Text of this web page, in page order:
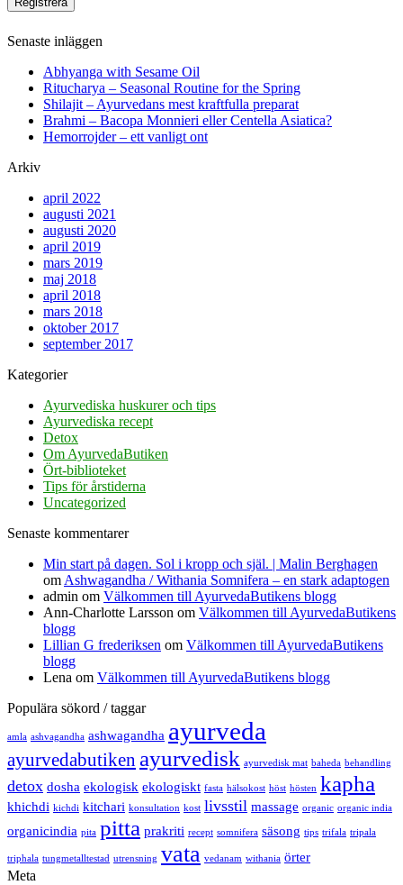
Senaste inläggen
Abhyanga with Sesame Oil
Ritucharya – Seasonal Routine for the Spring
Shilajit – Ayurvedans mest kraftfulla preparat
Brahmi – Bacopa Monnieri eller Centella Asiatica?
Hemorrojder – ett vanligt ont
Arkiv
april 2022
augusti 2021
augusti 2020
april 2019
mars 2019
maj 2018
april 2018
mars 2018
oktober 2017
september 2017
Kategorier
Ayurvediska huskurer och tips
Ayurvediska recept
Detox
Om AyurvedaButiken
Ört-biblioteket
Tips för årstiderna
Uncategorized
Senaste kommentarer
Min start på dagen. Sol i kropp och själ. | Malin Berghagen
om Ashwagandha / Withania Somnifera – en stark adaptogen
admin om Välkommen till AyurvedaButikens blogg
Ann-Charlotte Larsson om Välkommen till AyurvedaButikens
blogg
Lillian G frederiksen om Välkommen till AyurvedaButikens
blogg
Lena om Välkommen till AyurvedaButikens blogg
Populära sökord / taggar
amla ashvagandha ashwagandha ayurveda
ayurvedabutiken ayurvedisk ayurvedisk mat baheda behandling
detox dosha ekologisk ekologiskt fasta hälsokost höst hösten kapha
khichdi kichdi kitchari konsultation kost livsstil massage organic organic india
organicindia pita pitta prakriti recept somnifera säsong tips trifala tripala
triphala tungmetalltestad utrensning vata vedanam withania örter
Meta